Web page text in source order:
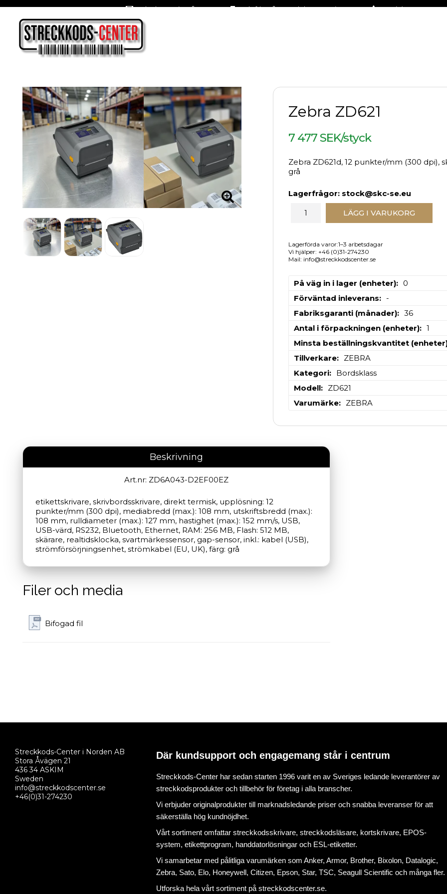
Oslagbara priser året om Fraktfritt på stora delar av sortimentet +46 (0)31-27 42 30
Zebra ZD621
7 477 SEK/styck
Zebra ZD621d, 12 punkter/mm (300 dpi),
grå
Lagerfrågor: stock@skc-se.eu
LÄGG I VARUKORG
Lagerförda varor:1–3 arbetsdagar
Vi hjälper: +46 (0)31-274230
Mail: info@streckkodscenter.se
På väg in i lager (enheter)
0
Förväntad inleverans
-
Fabriksgaranti (månader)
36
Antal i förpackningen (enheter)
1
Minsta beställningskvantitet
Tillverkare
ZEBRA
Kategori
Bordsklass
Modell
ZD621
Varumärke
ZEBRA
Beskrivning
Art.nr: ZD6A043-D2EF00EZ
etikettskrivare, skrivbordsskrivare, direkt termisk, upplösning: 12
punkter/mm (300 dpi), mediabredd (max.): 108 mm, utskriftsbredd (max.):
108 mm, rulldiameter (max.): 127 mm, hastighet (max.): 152 mm/s, USB,
USB-värd, RS232, Bluetooth, Ethernet, RAM: 256 MB, Flash: 512 MB,
skärare, realtidsklocka, svartmärkessensor, gap-sensor, inkl.: kabel (USB),
strömförsörjningsenhet, strömkabel (EU, UK), färg: grå
Filer och media
Bifogad fil
Streckkods-Center i Norden AB
Stora Åvägen 21
436 34 ASKIM
Sweden
info@streckkodscenter.se
+46(0)31-274230
Där kundsupport och engagemang står i centrum
Streckkods-Center har sedan starten 1996 varit en av Sveriges ledande leverantörer av
streckkodsprodukter och tillbehör för företag i alla branscher.
Vi erbjuder originalprodukter till marknadsledande priser och snabba leveranser för att
säkerställa hög kundnöjdhet.
Vårt sortiment omfattar streckkodsskrivare, streckkodsläsare, kortskrivare, EPOS-
system, etikettprogram, handdatorlösningar och ESL-etiketter.
Vi samarbetar med pålitliga varumärken som Anker, Armor, Brother, Bixolon, Datalogic,
Zebra, Sato, Elo, Honeywell, Citizen, Epson, Star, TSC, Seagull Scientific och många fler.
Utforska hela vårt sortiment påstreckkodscenter.se.